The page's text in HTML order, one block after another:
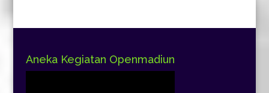
Aneka Kegiatan Openmadiun